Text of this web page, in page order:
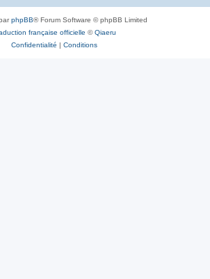
phpBB® Forum Software © phpBB Limited
française officielle ©Qiaeru
Confidentialité | Conditions